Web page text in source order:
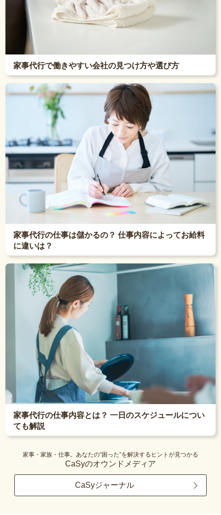
家事代行で働きやすい会社の見つけ方や選び方
家事代行の仕事は儲かるの？ 仕事内容によってお給料
に違いは？
家事代行の仕事内容とは？ 一日のスケジュールについ
ても解説
家事・家族・仕事。あなたの“困った”を解決するヒントが見つかる
CaSyのオウンドメディア
CaSyジャーナル